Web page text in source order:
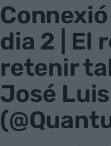
dia 2 | El
retenir
José